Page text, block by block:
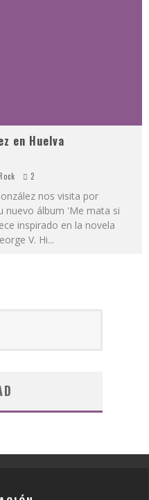
en Huelva
2
nos visita por
nuevo álbum 'Me mata si
inspirado en la novela
V. Hi...